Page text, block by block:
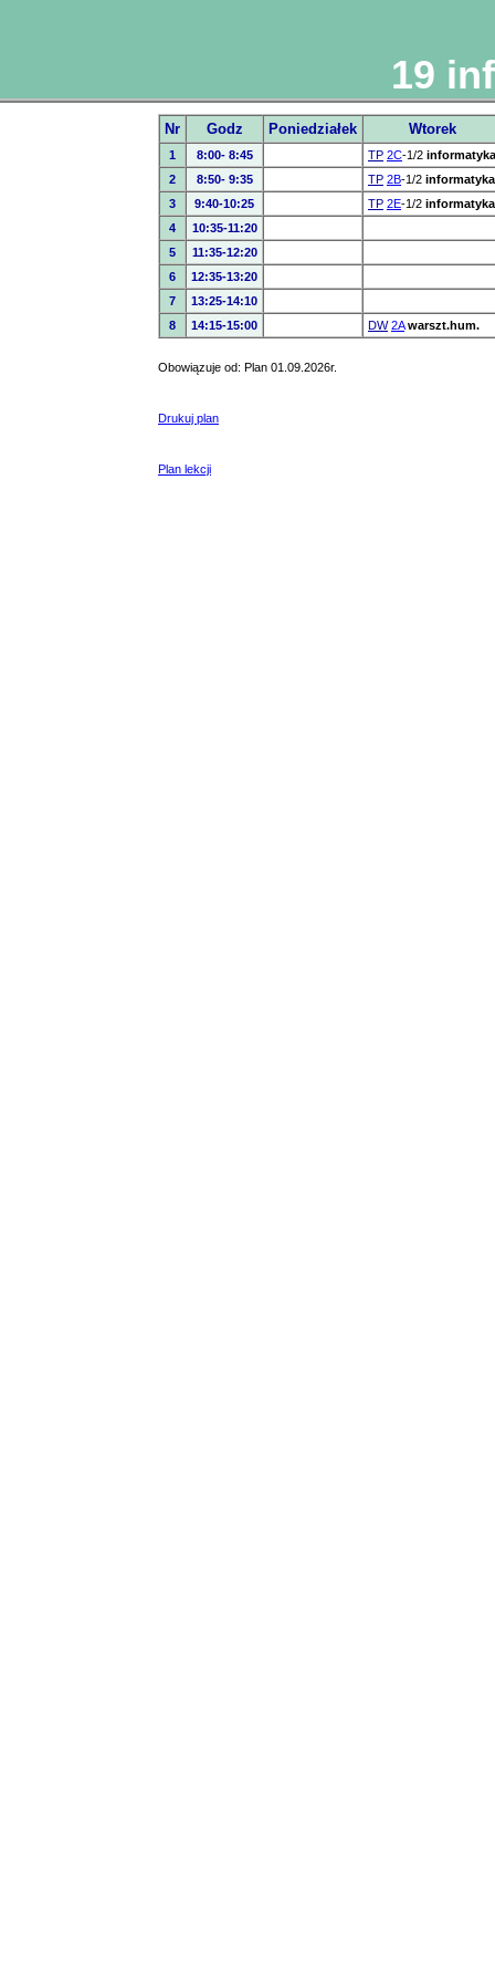
19
Nr Godz Poniedziałek Wtorek
1 8:00- 8:45 TP 2C-1/2 informatyka
2
8:50- 9:35 TP 2B-1/2 informatyka
3
9:40-10:25 TP 2E-1/2 informatyka
4
10:35-11:20
5
11:35-12:20
6
12:35-13:20
7
13:25-14:10
8
14:15-15:00 DW 2A warszt.hum.
Obowiązuje od: Plan 01.09.2026r.
Drukuj plan
Plan lekcji